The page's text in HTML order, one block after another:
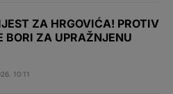
ZA HRGOVIĆA! PROTIV
BORI ZA UPRAŽNJENU
10:11